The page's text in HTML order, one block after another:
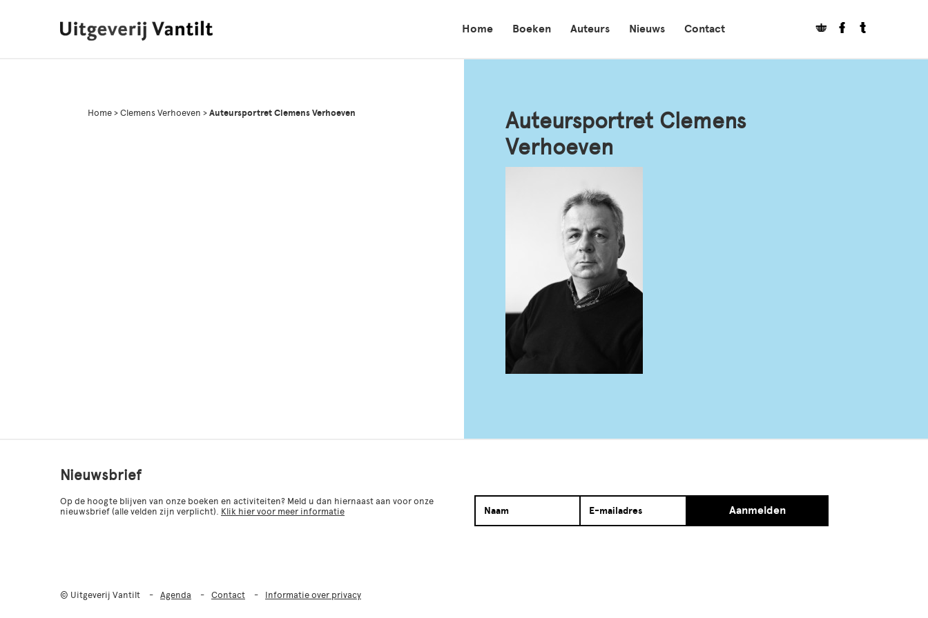
Home Boeken Auteurs Nieuws Contact
Home > Clemens Verhoeven > Auteursportret Clemens Verhoeven
Auteursportret Clemens
Verhoeven
Nieuwsbrief
Op de hoogte blijven van onze boeken en activiteiten? Meld u dan hiernaast aan voor onze
nieuwsbrief (alle velden zijn verplicht). Klik hier voor meer informatie Aanmelden
© Uitgeverij Vantilt Agenda Contact Informatie over privacy